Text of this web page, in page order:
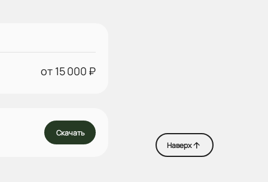
от 15 000 ₽
Скачать
Наверх